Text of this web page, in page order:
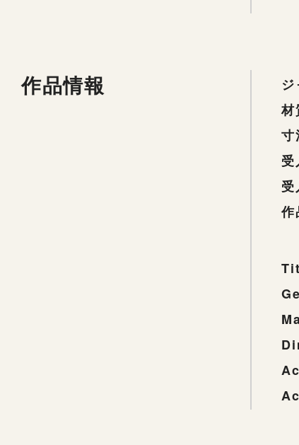
作品情報
材
寸
受
受
作